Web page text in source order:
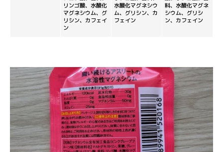
リンゴ酸、水酸化
マグネシウム、グ
リシン、カフェイ
ン
水酸化マグネシウ
ム、グリシン、カ
フェイン
料、水酸化マグネ
シウム、グリシ
ン、カフェイン